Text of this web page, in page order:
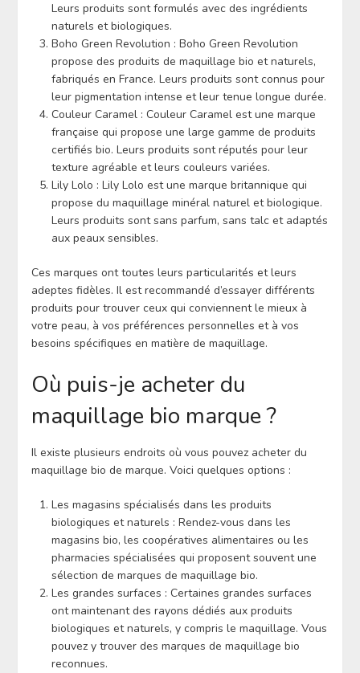
Leurs produits sont formulés avec des ingrédients
naturels et biologiques.
Boho Green Revolution : Boho Green Revolution
propose des produits de maquillage bio et naturels,
fabriqués en France. Leurs produits sont connus pour
leur pigmentation intense et leur tenue longue durée.
Couleur Caramel : Couleur Caramel est une marque
française qui propose une large gamme de produits
certifiés bio. Leurs produits sont réputés pour leur
texture agréable et leurs couleurs variées.
Lily Lolo : Lily Lolo est une marque britannique qui
propose du maquillage minéral naturel et biologique.
Leurs produits sont sans parfum, sans talc et adaptés
aux peaux sensibles.
Ces marques ont toutes leurs particularités et leurs
adeptes fidèles. Il est recommandé d’essayer différents
produits pour trouver ceux qui conviennent le mieux à
votre peau, à vos préférences personnelles et à vos
besoins spécifiques en matière de maquillage.
Où puis-je acheter du
maquillage bio marque ?
Il existe plusieurs endroits où vous pouvez acheter du
maquillage bio de marque. Voici quelques options :
Les magasins spécialisés dans les produits
biologiques et naturels : Rendez-vous dans les
magasins bio, les coopératives alimentaires ou les
pharmacies spécialisées qui proposent souvent une
sélection de marques de maquillage bio.
Les grandes surfaces : Certaines grandes surfaces
ont maintenant des rayons dédiés aux produits
biologiques et naturels, y compris le maquillage. Vous
pouvez y trouver des marques de maquillage bio
reconnues.